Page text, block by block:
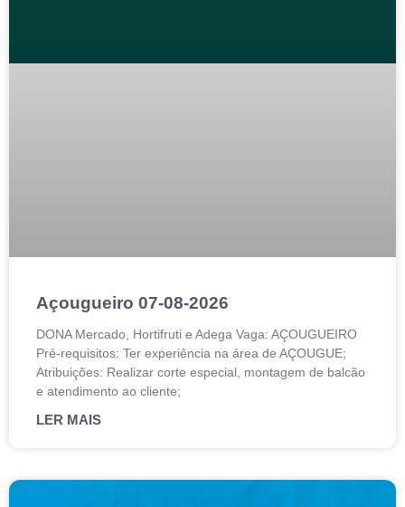
Açougueiro 07-08-2026
DONA Mercado, Hortifruti e Adega Vaga: AÇOUGUEIRO
Pré-requisitos: Ter experiência na área de AÇOUGUE;
Atribuições: Realizar corte especial, montagem de balcão
e atendimento ao cliente;
LER MAIS